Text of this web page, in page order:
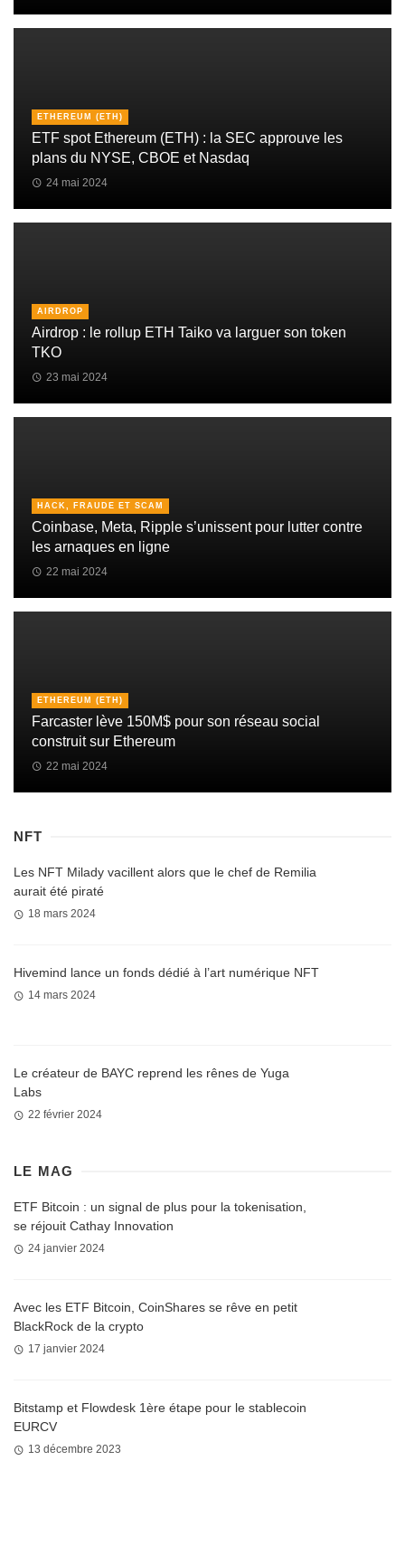
ETHEREUM (ETH)
ETF spot Ethereum (ETH) : la SEC approuve les
plans du NYSE, CBOE et Nasdaq
24 mai 2024
AIRDROP
Airdrop : le rollup ETH Taiko va larguer son token
TKO
23 mai 2024
HACK, FRAUDE ET SCAM
Coinbase, Meta, Ripple s’unissent pour lutter contre
les arnaques en ligne
22 mai 2024
ETHEREUM (ETH)
Farcaster lève 150M$ pour son réseau social
construit sur Ethereum
22 mai 2024
NFT
Les NFT Milady vacillent alors que le chef de Remilia
aurait été piraté
18 mars 2024
Hivemind lance un fonds dédié à l’art numérique NFT
14 mars 2024
Le créateur de BAYC reprend les rênes de Yuga
Labs
22 février 2024
LE MAG
ETF Bitcoin : un signal de plus pour la tokenisation,
se réjouit Cathay Innovation
24 janvier 2024
Avec les ETF Bitcoin, CoinShares se rêve en petit
BlackRock de la crypto
17 janvier 2024
Bitstamp et Flowdesk 1ère étape pour le stablecoin
EURCV
13 décembre 2023